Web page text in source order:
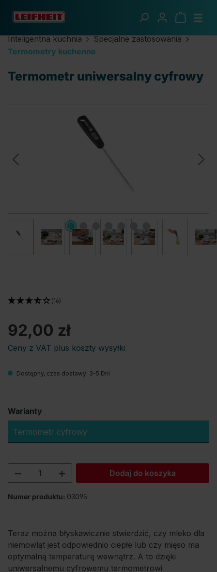
Przejdź do głównej zawartości
Inteligentna kuchnia
Specjalne zastosowania
Termometry kuchenne
Termometr uniwersalny cyfrowy
92,00 zł
Ceny z VAT plus koszty wysyłki
(16)
Dostępny, czas dostawy: 3-5 Dni
Warianty
Termometr cyfrowy
Ilość produktu: Wprowadź żądaną
Dodaj do koszyka
Numer produktu: 03095
Teraz można błyskawicznie stwierdzić, czy mleko dla
niemowląt jest odpowiednio ciepłe lub czy mięso ma
optymalną temperaturę wewnątrz. A to dzięki
uniwersalnemu cyfrowemu termometrowi